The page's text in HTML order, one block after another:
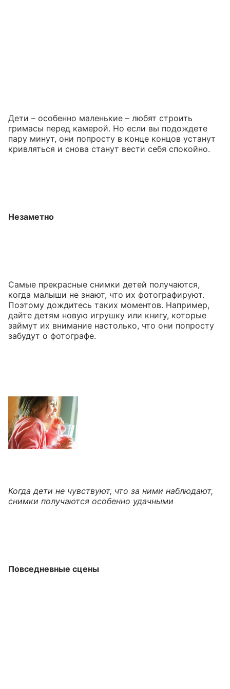
Дети – особенно маленькие – любят строить
гримасы перед камерой. Но если вы подождете
пару минут, они попросту в конце концов устанут
кривляться и снова станут вести себя спокойно.
Незаметно
Самые прекрасные снимки детей получаются,
когда малыши не знают, что их фотографируют.
Поэтому дождитесь таких моментов. Например,
дайте детям новую игрушку или книгу, которые
займут их внимание настолько, что они попросту
забудут о фотографе.
Когда дети не чувствуют, что за ними наблюдают,
снимки получаются особенно удачными
Повседневные сцены